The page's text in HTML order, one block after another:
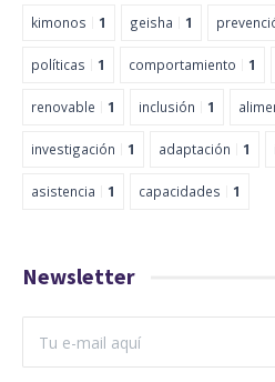
kimonos 1 geisha 1
políticas 1 comportamiento 1
renovable 1 inclusión 1
investigación 1 adaptación 1
asistencia 1 capacidades 1
Newsletter